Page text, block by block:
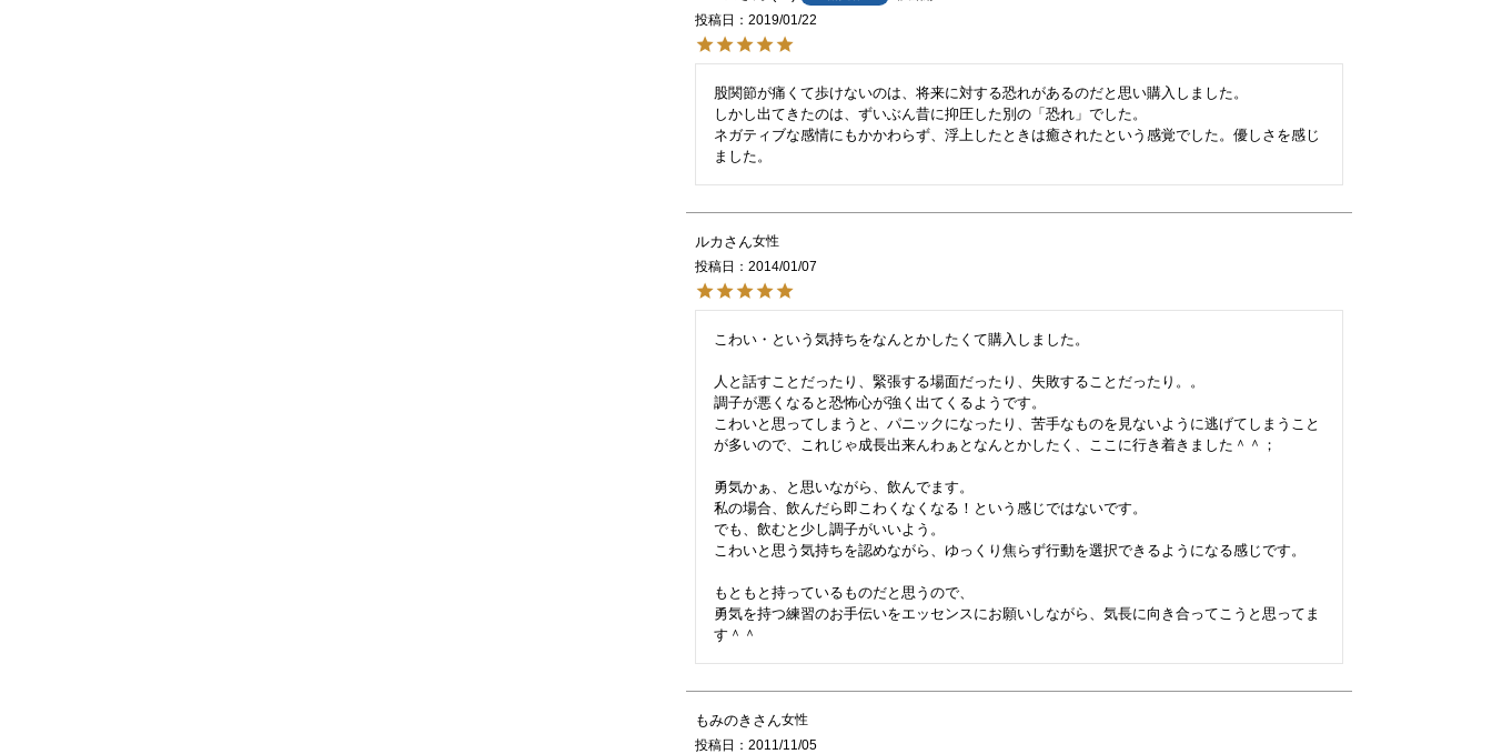
投稿日
2019/01/22
股関節が痛くて歩けないのは、将来に対する恐れがあるのだと思い購入しました。
しかし出てきたのは、ずいぶん昔に抑圧した別の「恐れ」でした。
ネガティブな感情にもかかわらず、浮上したときは癒されたという感覚でした。優しさを感じ
ました。
ルカ
女性
投稿日
2014/01/07
こわい・という気持ちをなんとかしたくて購入しました。
人と話すことだったり、緊張する場面だったり、失敗することだったり。。
調子が悪くなると恐怖心が強く出てくるようです。
こわいと思ってしまうと、パニックになったり、苦手なものを見ないように逃げてしまうこと
が多いので、これじゃ成長出来んわぁとなんとかしたく、ここに行き着きました＾＾；
勇気かぁ、と思いながら、飲んでます。
私の場合、飲んだら即こわくなくなる！という感じではないです。
でも、飲むと少し調子がいいよう。
こわいと思う気持ちを認めながら、ゆっくり焦らず行動を選択できるようになる感じです。
もともと持っているものだと思うので、
勇気を持つ練習のお手伝いをエッセンスにお願いしながら、気長に向き合ってこうと思ってま
もみのき
女性
投稿日
2011/11/05